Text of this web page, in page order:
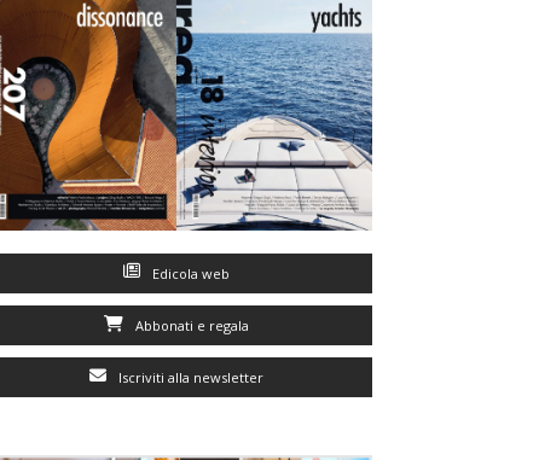
Edicola web
Abbonati e regala
Iscriviti alla newsletter